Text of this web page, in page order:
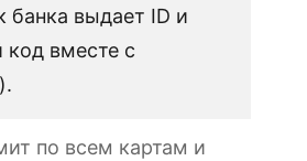
банка выдает ID и
код вместе с
по всем картам и